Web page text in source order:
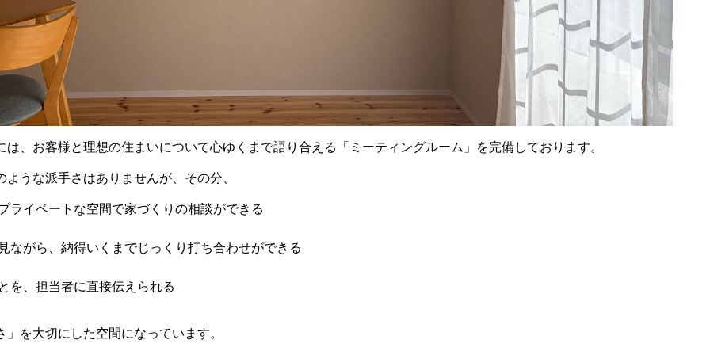
は、お客様と理想の住まいについて心ゆくまで語り合える「ミーティングルーム」を完備しております。
うな派手さはありませんが、その分、
ライベートな空間で家づくりの相談ができる
ながら、納得いくまでじっくり打ち合わせができる
を、担当者に直接伝えられる
を大切にした空間になっています。